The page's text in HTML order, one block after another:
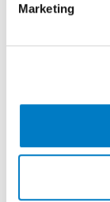
Marketing